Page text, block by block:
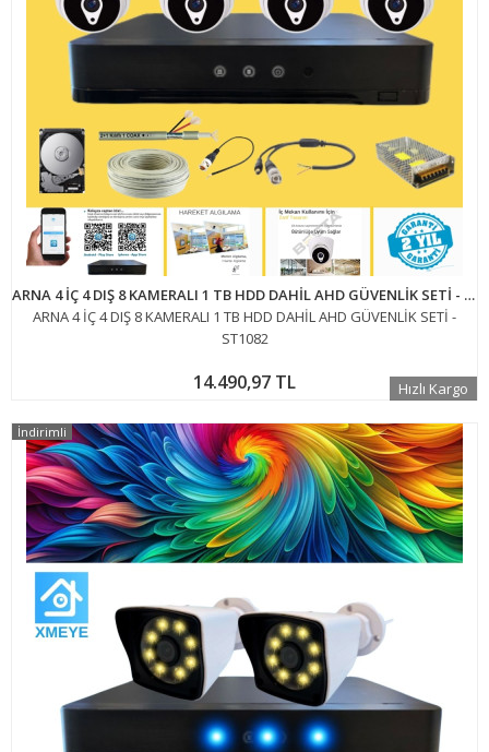
ARNA 4 İÇ 4 DIŞ 8 KAMERALI 1 TB HDD DAHİL AHD GÜVENLİK SETİ - ST1082
ARNA 4 İÇ 4 DIŞ 8 KAMERALI 1 TB HDD DAHİL AHD GÜVENLİK SETİ -
ST1082
14.490,97 TL Hızlı Kargo
İndirimli